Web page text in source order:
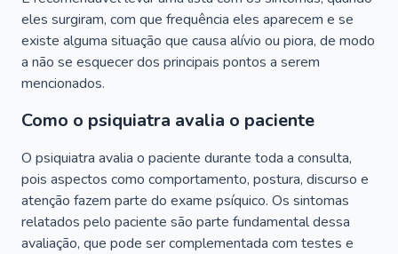
eles surgiram, com que frequência eles aparecem e se
existe alguma situação que causa alívio ou piora, de modo
a não se esquecer dos principais pontos a serem
mencionados.
Como o psiquiatra avalia o paciente
O psiquiatra avalia o paciente durante toda a consulta,
pois aspectos como comportamento, postura, discurso e
atenção fazem parte do exame psíquico. Os sintomas
relatados pelo paciente são parte fundamental dessa
avaliação, que pode ser complementada com testes e